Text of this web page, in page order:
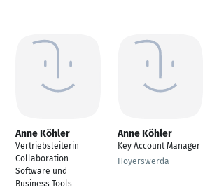
Anne Köhler
Vertriebsleiterin
Collaboration
Software und
Business Tools
Anne Köhler
Key Account Manager
Hoyerswerda